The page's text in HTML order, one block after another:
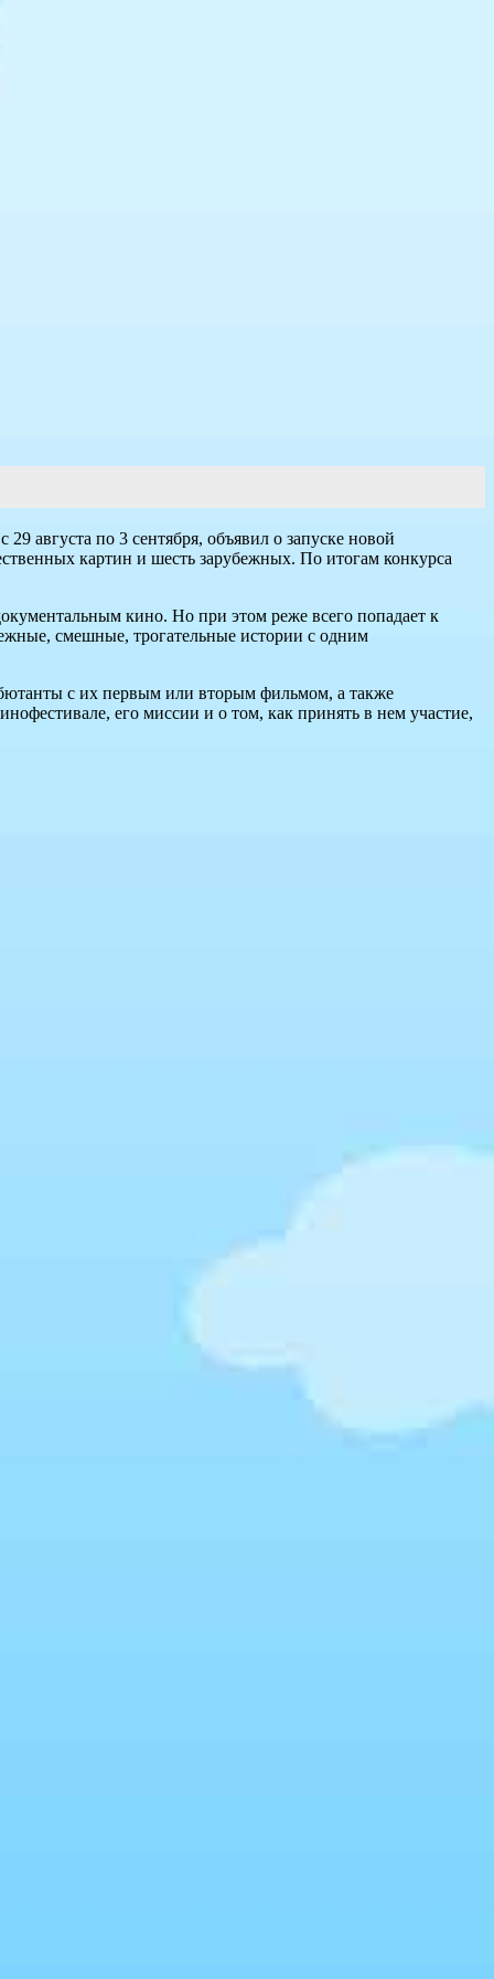
августа по 3 сентября, объявил о запуске новой
картин и шесть зарубежных. По итогам конкурса
кино. Но при этом реже всего попадает к
смешные, трогательные истории с одним
с их первым или вторым фильмом, а также
его миссии и о том, как принять в нем участие,